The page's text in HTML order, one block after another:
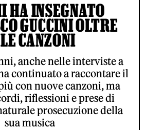
HA INSEGNATO
GUCCINI OLTRE
CANZONI
anche nelle interviste a
continuato a raccontare il
con nuove canzoni, ma
riflessioni e prese di
prosecuzione della
sua musica